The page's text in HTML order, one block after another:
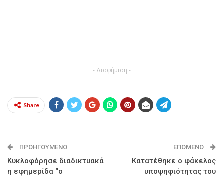
- Διαφήμιση -
Share
ΠΡΟΗΓΟΎΜΕΝΟ
Κυκλοφόρησε διαδικτυακά
η εφημερίδα “ο
ΕΠΌΜΕΝΟ
Κατατέθηκε ο φάκελος
υποψηφιότητας του